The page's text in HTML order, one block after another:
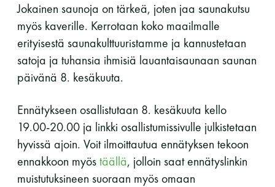
Hinnasto
Vieras jäsenen seurassa
25 €
Jäsenen lapsi 7-18 v.
6 €
Lapsi alle 7 v.
ilmainen
Jokainen saunoja on tärkeä, joten jaa saunakutsu
myös kaverille. Kerrotaan koko maailmalle
erityisestä saunakulttuuristamme ja kannustetaan
satoja ja tuhansia ihmisiä lauantaisaunaan saunan
päivänä 8. kesäkuuta.
Ennätykseen osallistutaan 8. kesäkuuta kello
19.00-20.00 ja linkki osallistumissivulle julkistetaan
hyvissä ajoin. Voit ilmoittautua ennätyksen tekoon
ennakkoon myöstäällä, jolloin saat ennätyslinkin
muistutuksineen suoraan myös omaan